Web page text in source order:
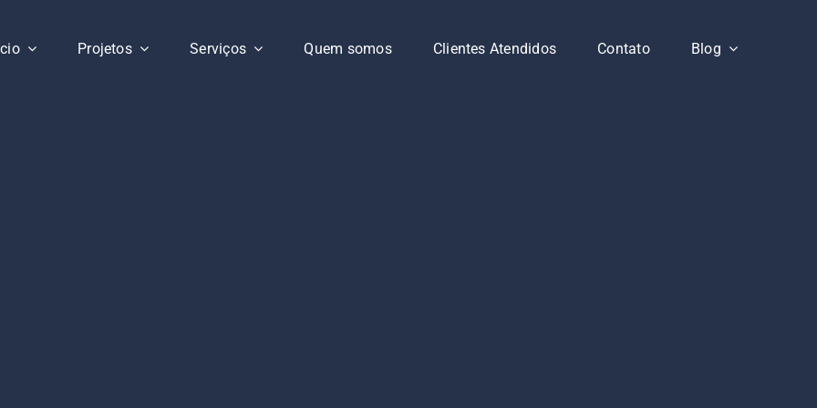
Projetos Serviços Quem somos Clientes Atendidos Contato Blog